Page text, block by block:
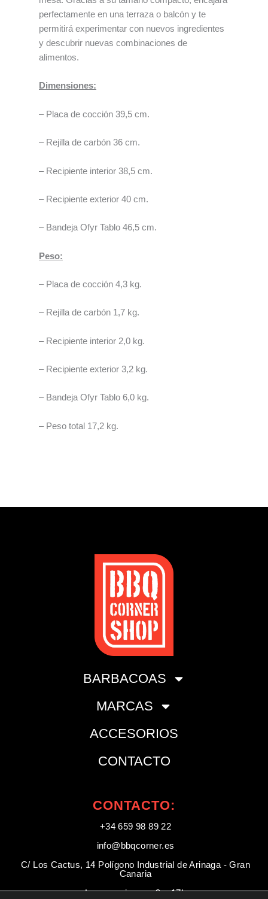
perfectamente en una terraza o balcón y te
permitirá experimentar con nuevos ingredientes
y descubrir nuevas combinaciones de
alimentos.
Dimensiones:
– Placa de cocción 39,5 cm.
– Rejilla de carbón 36 cm.
– Recipiente interior 38,5 cm.
– Recipiente exterior 40 cm.
– Bandeja Ofyr Tablo 46,5 cm.
Peso:
– Placa de cocción 4,3 kg.
– Rejilla de carbón 1,7 kg.
– Recipiente interior 2,0 kg.
– Recipiente exterior 3,2 kg.
– Bandeja Ofyr Tablo 6,0 kg.
– Peso total 17,2 kg.
BARBACOAS
MARCAS
ACCESORIOS
CONTACTO
CONTACTO:
+34 659 98 89 22
info@bbqcorner.es​
C/ Los Cactus, 14 Polígono Industrial de Arinaga - Gran
Canaria
Lunes a viernes: 9 a 17h